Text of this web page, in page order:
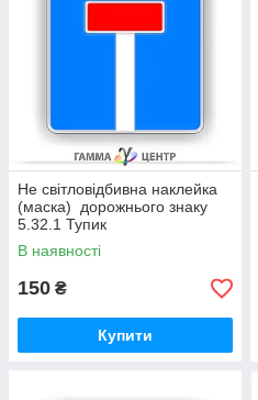
Не світловідбивна наклейка
(маска) дорожнього знаку
5.32.1 Тупик
В наявності
150 ₴
Купити